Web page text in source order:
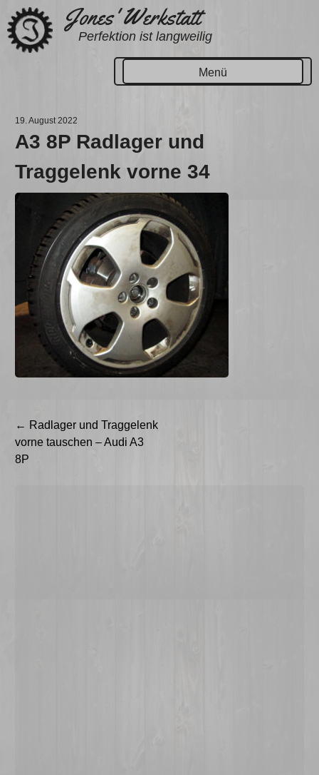
Zum
Inhalt
springen
Jones' Werkstatt
Perfektion ist langweilig
Menü
19. August 2022
A3 8P Radlager und
Traggelenk vorne 34
Beitragsnavigation
← Radlager und Traggelenk
vorne tauschen – Audi A3
8P